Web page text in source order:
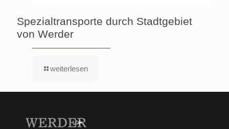
Spezialtransporte durch Stadtgebiet
von Werder
weiterlesen